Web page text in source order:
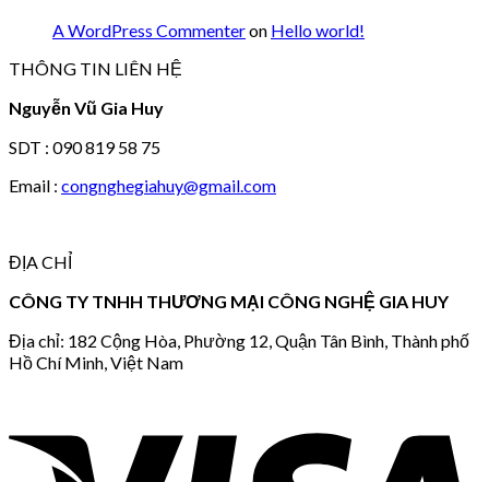
A WordPress Commenteron Hello world!
THÔNG TIN LIÊN HỆ
Nguyễn Vũ Gia Huy
SDT : 090 819 58 75
Email : congnghegiahuy@gmail.com
ĐỊA CHỈ
CÔNG TY TNHH THƯƠNG MẠI CÔNG NGHỆ GIA HUY
Địa chỉ: 182 Cộng Hòa, Phường 12, Quận Tân Bình, Thành phố
Hồ Chí Minh, Việt Nam